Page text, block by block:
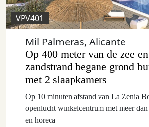
VPV401
Mil Palmeras, Alicante
Op 400 meter van de zee
zandstrand begane grond
met 2 slaapkamers
Op 10 minuten afstand van La Zenia
openlucht winkelcentrum met meer
en horeca